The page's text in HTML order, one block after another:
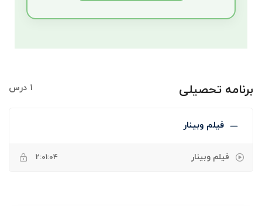
برنامه تحصیلی 1 درس
فیلم وبینار
فیلم وبینار 2:01:04